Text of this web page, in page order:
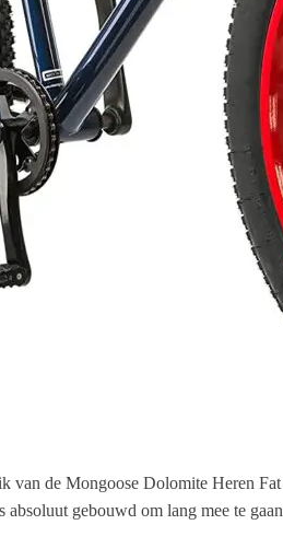
van de Mongoose Dolomite Heren
absoluut gebouwd om lang mee te